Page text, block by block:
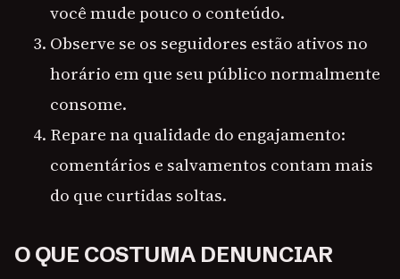
você mude pouco o conteúdo.
Observe se os seguidores estão ativos no
horário em que seu público normalmente
consome.
Repare na qualidade do engajamento:
comentários e salvamentos contam mais
do que curtidas soltas.
O QUE COSTUMA DENUNCIAR